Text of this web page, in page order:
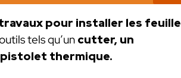
pour installer les
tels qu’un cutter, un
pistolet thermique.